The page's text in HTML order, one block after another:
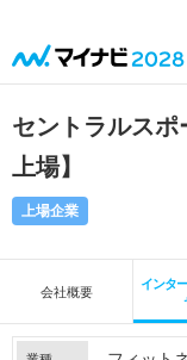
セントラルス
上場】
上場企業
会社概要
インタ